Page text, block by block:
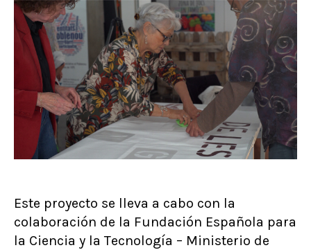
Este proyecto se lleva a cabo con la
colaboración de la Fundación Española para
la Ciencia y la Tecnología – Ministerio de